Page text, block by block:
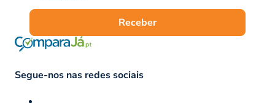
Receber
Segue-nos nas redes sociais